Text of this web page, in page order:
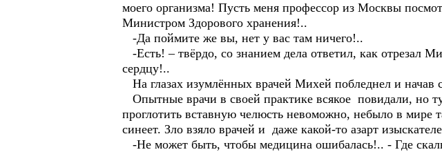
моего организма! Пусть меня профессор из Москвы
Министром Здорового хранения!..
-Да поймите же вы, нет у вас там ничего!..
-Есть! – твёрдо, со знанием дела ответил, как отрезал
сердцу!..
На глазах изумлённых врачей Михей побледнел и начав
Опытные врачи в своей практике всякое повидали, но
проглотить вставную челюсть невоможно, небыло в
синеет. Зло взяло врачей и даже какой-то азарт
-Не может быть, чтобы медицина ошибалась!.. - Где